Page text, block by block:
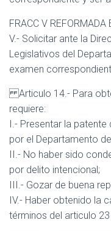
FRACC V REFORMADA
V.- Solicitar ante la
Legislativos del
examen
Articulo 14.- Para
requiere:
I.- Presentar la
por el Departamento
II.- No haber sido
por delito intencional;
III.- Gozar de buena
IV.- Haber obtenido la
términos del articulo